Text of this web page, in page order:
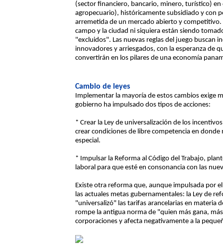
(sector financiero, bancario, minero, turístico)
agropecuario), históricamente subsidiado y con
arremetida de un mercado abierto y
campo y la ciudad ni siquiera están siendo
"excluidos". Las nuevas reglas del juego buscan
innovadores y arriesgados, con la esperanza de
convertirán en los pilares de una economía
Cambio de leyes
Implementar la mayoría de estos cambios exige
gobierno ha impulsado dos tipos de acciones:
* Crear la Ley de universalización de los
crear condiciones de libre competencia en
especial.
* Impulsar la Reforma al Código del Trabajo,
laboral para que esté en consonancia con las
Existe otra reforma que, aunque impulsada por
las actuales metas gubernamentales: la Ley de
"universalizó" las tarifas arancelarias en materia
rompe la antigua norma de "quien más gana,
corporaciones y afecta negativamente a la